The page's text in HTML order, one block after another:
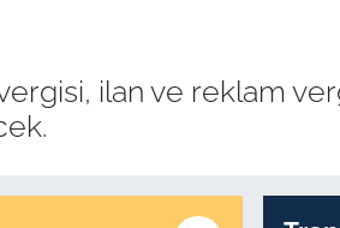
ilan ve reklam